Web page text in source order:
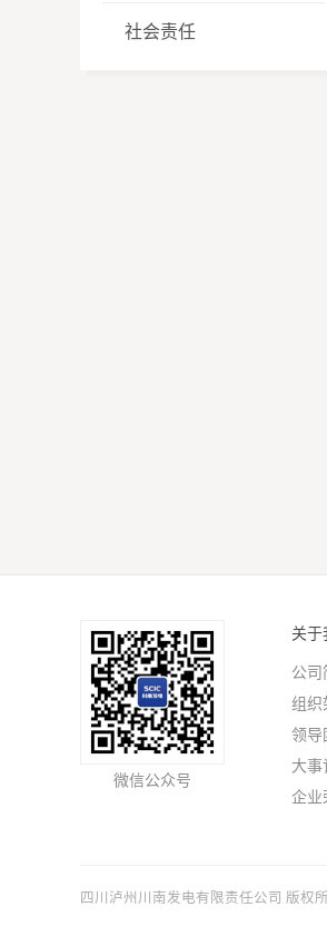
社会责任
微信公众号
关于
公司
组织
领导
大事
企业
四川泸州川南发电有限责任公司 版权